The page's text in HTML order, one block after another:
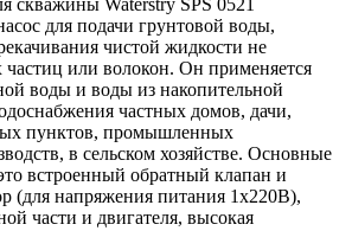
для подачи грунтовой воды,
чистой жидкости не
или волокон. Он применяется
воды и воды из накопительной
частных домов, дачи,
пунктов, промышленных
в сельском хозяйстве. Основные
встроенный обратный клапан и
(для напряжения питания 1х220В),
части и двигателя, высокая